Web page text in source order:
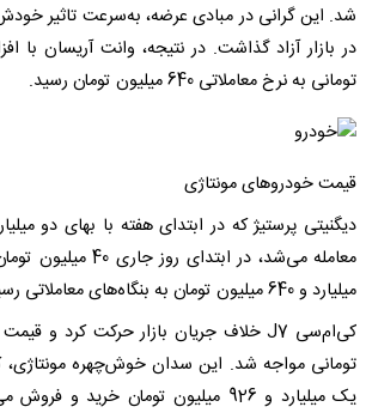
شد. این گرانی در مبادی عرضه، به‌سرعت تاثیر
تومانی به نرخ معاملاتی 640 میلیون تومان رسید.
قیمت خودروهای مونتاژی
معامله می‌شد، در
میلیارد و 640 میلیون تومان به بنگاه‌های معاملاتی رسید.
تومانی مواجه شد. این سدان خوش‌چهره مونتاژی،
یک میلیارد و 926 میلیون تومان خرید